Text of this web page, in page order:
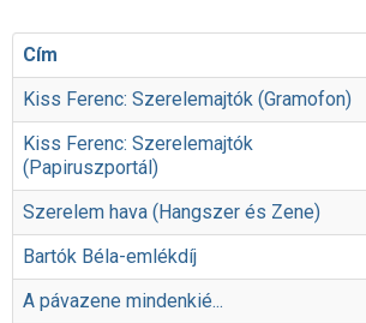
Cím
Kiss Ferenc: Szerelemajtók (Gramofon)
Kiss Ferenc: Szerelemajtók
(Papiruszportál)
Szerelem hava (Hangszer és Zene)
Bartók Béla-emlékdíj
A pávazene mindenkié...